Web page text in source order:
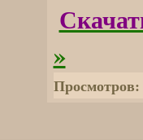
»
Просмотров: